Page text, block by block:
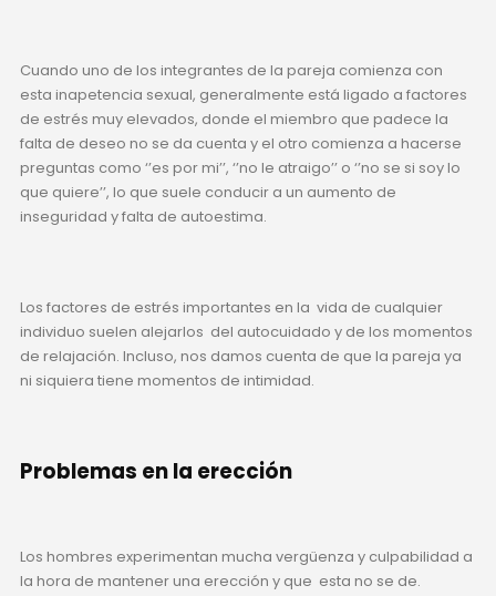
Cuando uno de los integrantes de la pareja comienza con
esta inapetencia sexual, generalmente está ligado a factores
de estrés muy elevados, donde el miembro que padece la
falta de deseo no se da cuenta y el otro comienza a hacerse
preguntas como ‘’es por mi’’, ‘’no le atraigo’’ o ‘’no se si soy lo
que quiere’’, lo que suele conducir a un aumento de
inseguridad y falta de autoestima.
Los factores de estrés importantes en la vida de cualquier
individuo suelen alejarlos del autocuidado y de los momentos
de relajación. Incluso, nos damos cuenta de que la pareja ya
ni siquiera tiene momentos de intimidad.
Problemas en la erección
Los hombres experimentan mucha vergüenza y culpabilidad a
la hora de mantener una erección y que esta no se de.